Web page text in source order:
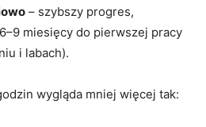
– szybszy progres,
miesięcy do pierwszej pracy
i labach).
wygląda mniej więcej tak: